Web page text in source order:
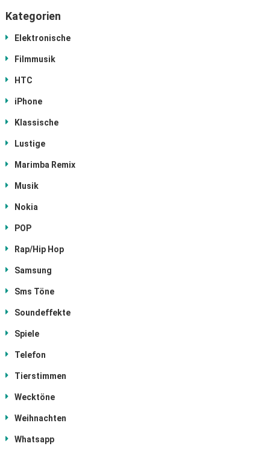
Kategorien
Elektronische
Filmmusik
HTC
iPhone
Klassische
Lustige
Marimba Remix
Musik
Nokia
POP
Rap/Hip Hop
Samsung
Sms Töne
Soundeffekte
Spiele
Telefon
Tierstimmen
Wecktöne
Weihnachten
Whatsapp